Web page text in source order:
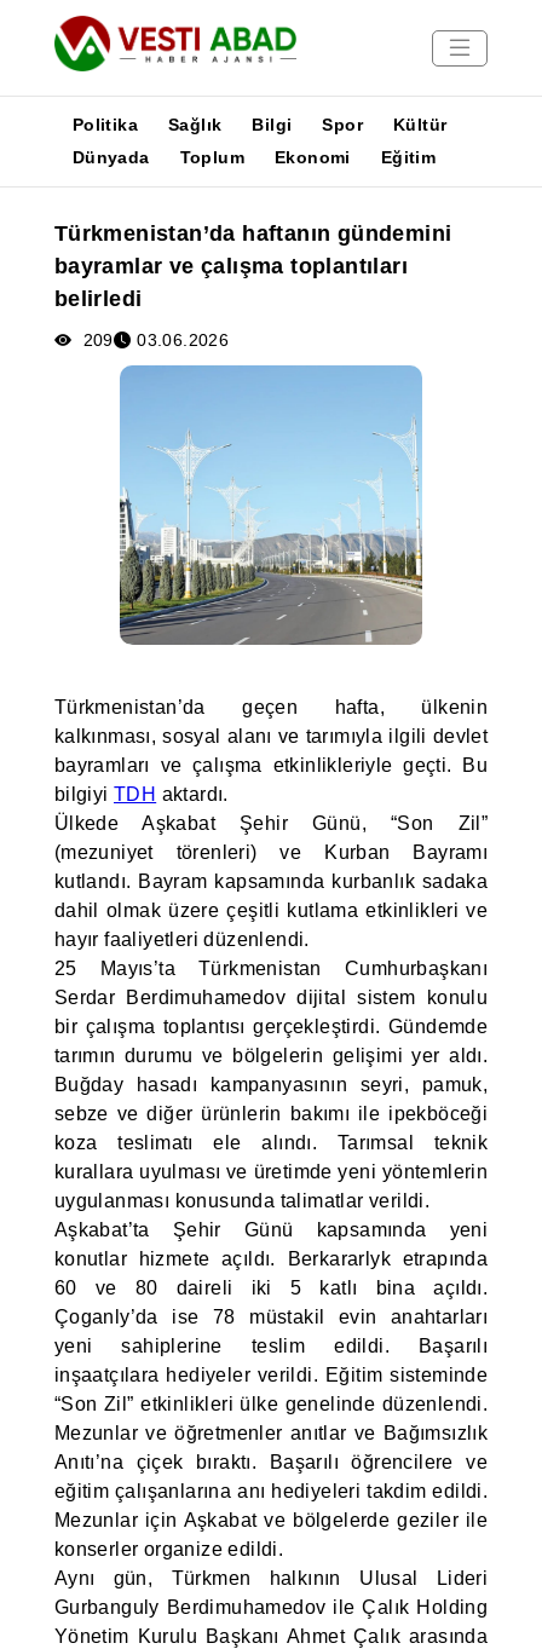
Yayınlar
Medya
Poster
Politika Sağlık Bilgi Spor
Kültür
Dünyada
Toplum Ekonomi Eğitim
Türkmenistan’da haftanın gündemini
bayramlar ve çalışma toplantıları
belirledi
209 03.06.2026
Türkmenistan’da geçen hafta, ülkenin
kalkınması, sosyal alanı ve tarımıyla ilgili devlet
bayramları ve çalışma etkinlikleriyle geçti. Bu
bilgiyi TDH aktardı.
Ülkede Aşkabat Şehir Günü, “Son Zil”
(mezuniyet törenleri) ve Kurban Bayramı
kutlandı. Bayram kapsamında kurbanlık sadaka
dahil olmak üzere çeşitli kutlama etkinlikleri ve
hayır faaliyetleri düzenlendi.
25 Mayıs’ta Türkmenistan Cumhurbaşkanı
Serdar Berdimuhamedov dijital sistem konulu
bir çalışma toplantısı gerçekleştirdi. Gündemde
tarımın durumu ve bölgelerin gelişimi yer aldı.
Buğday hasadı kampanyasının seyri, pamuk,
sebze ve diğer ürünlerin bakımı ile ipekböceği
koza teslimatı ele alındı. Tarımsal teknik
kurallara uyulması ve üretimde yeni yöntemlerin
uygulanması konusunda talimatlar verildi.
Aşkabat’ta Şehir Günü kapsamında yeni
konutlar hizmete açıldı. Berkararlyk etrapında
60 ve 80 daireli iki 5 katlı bina açıldı.
Çoganly’da ise 78 müstakil evin anahtarları
yeni sahiplerine teslim edildi. Başarılı
inşaatçılara hediyeler verildi. Eğitim sisteminde
“Son Zil” etkinlikleri ülke genelinde düzenlendi.
Mezunlar ve öğretmenler anıtlar ve Bağımsızlık
Anıtı’na çiçek bıraktı. Başarılı öğrencilere ve
eğitim çalışanlarına anı hediyeleri takdim edildi.
Mezunlar için Aşkabat ve bölgelerde geziler ile
konserler organize edildi.
Aynı gün, Türkmen halkının Ulusal Lideri
Gurbanguly Berdimuhamedov ile Çalık Holding
Yönetim Kurulu Başkanı Ahmet Çalık arasında